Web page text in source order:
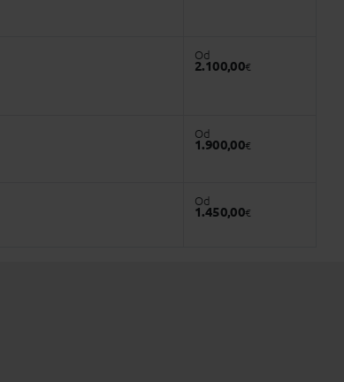
Od
2.100,00€
Od
1.900,00€
Od
1.450,00€